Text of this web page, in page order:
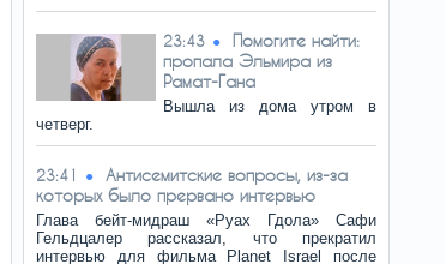
23:43
Помогите найти:
пропала Эльмира из
Рамат-Гана
Вышла из дома утром в
четверг.
23:41
Антисемитские вопросы, из-за
которых было прервано интервью
Глава бейт-мидраш «Руах Гдола» Сафи
Гельдцалер рассказал, что прекратил
интервью для фильма Planet Israel после